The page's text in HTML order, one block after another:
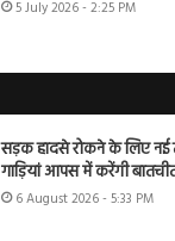
5 July 2026 - 2:25 PM
सड़क हादसे रोकने के लिए
गाड़ियां आपस में करेंगी
6 August 2026 - 5:33 PM